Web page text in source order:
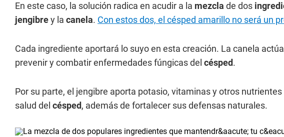
En este caso, la solución radica en acudir a la mezcla de dos
jengibrey la canela. Con estos dos, el césped amarillo no será un
Cada ingrediente aportará lo suyo en esta creación. La canela
prevenir y combatir enfermedades fúngicas del césped.
Por su parte, el jengibre aporta potasio, vitaminas y otros
salud del césped, además de fortalecer sus defensas naturales.